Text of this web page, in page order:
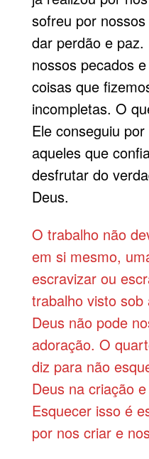
sofreu por
dar perdão e
nossos pecados
coisas que
incompletas. O
Ele conseguiu
aqueles que
desfrutar do
Deus.
O trabalho não
em si mesmo,
escravizar ou
trabalho visto
Deus não pode
adoração. O
diz para não
Deus na criação
Esquecer isso é
por nos criar e